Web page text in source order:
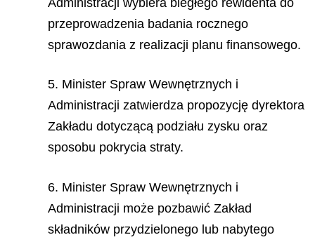
przeprowadzenia badania rocznego
sprawozdania z realizacji planu finansowego.
5. Minister Spraw Wewnętrznych i
Administracji zatwierdza propozycję dyrektora
Zakładu dotyczącą podziału zysku oraz
sposobu pokrycia straty.
6. Minister Spraw Wewnętrznych i
Administracji może pozbawić Zakład
składników przydzielonego lub nabytego